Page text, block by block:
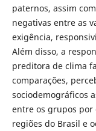
paternos, assim
negativas entre as
exigência,
Além disso, a
preditora de clima
comparações,
sociodemográficos
entre os grupos por
regiões do Brasil e